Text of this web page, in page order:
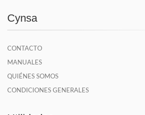
Cynsa
CONTACTO
MANUALES
QUIÉNES SOMOS
CONDICIONES GENERALES